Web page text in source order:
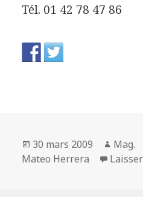
Tél. 01 42 78 47 86
Publié
le
30 mars 2009 Auteur
Mag.
Mateo Herrera